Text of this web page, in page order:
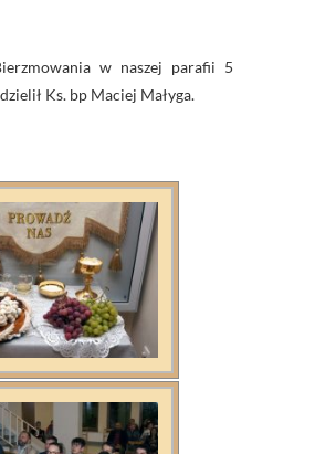
Ks. bp Maciej Małyga.